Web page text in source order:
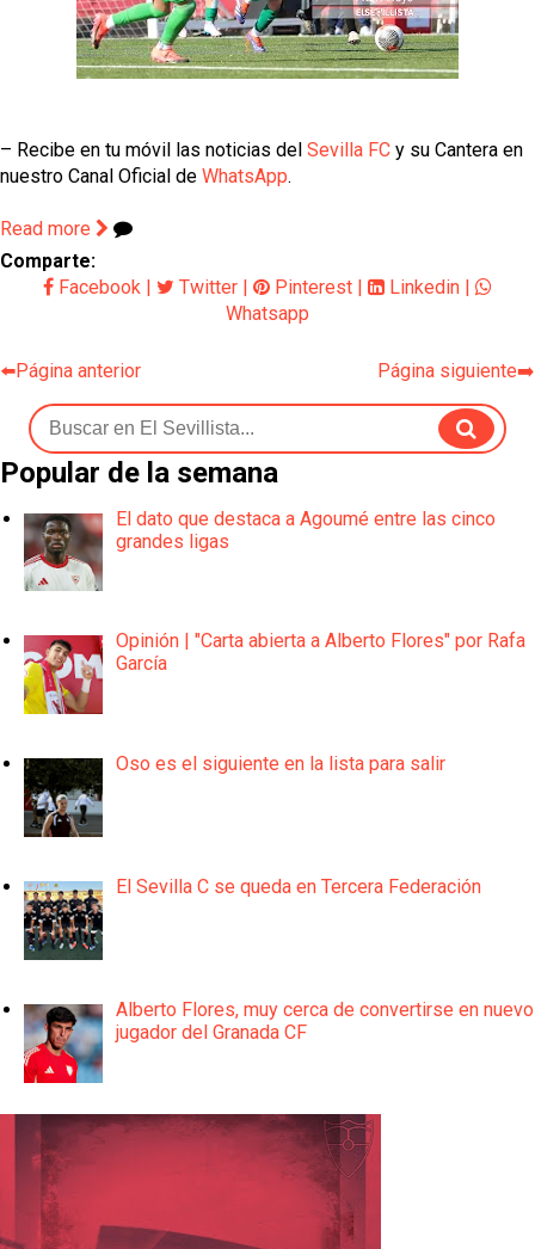
– Recibe en tu móvil las noticias del Sevilla FC y su Cantera en
nuestro Canal Oficial de WhatsApp.
Read more
Comparte:
Facebook
Twitter Pinterest Linkedin
Whatsapp
⬅️Página anterior Página siguiente➡️
Popular de la semana
El dato que destaca a Agoumé entre las cinco
grandes ligas
Opinión | "Carta abierta a Alberto Flores" por Rafa
García
Oso es el siguiente en la lista para salir
El Sevilla C se queda en Tercera Federación
Alberto Flores, muy cerca de convertirse en nuevo
jugador del Granada CF